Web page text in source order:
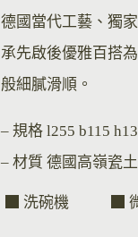
德國當代工藝、獨
承先啟後優雅百搭
般細膩滑順。
– 規格 l255 b115
– 材質 德國高嶺瓷土
洗碗機